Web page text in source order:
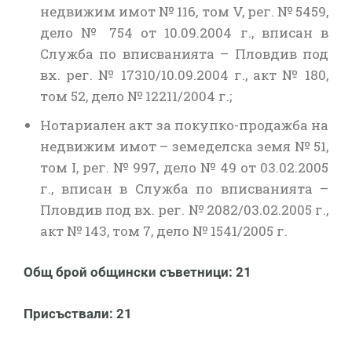
недвижим имот № 116, том V, рег. № 5459,
дело № 754 от 10.09.2004 г., вписан в
Служба по вписванията – Пловдив под
вх. рег. № 17310/10.09.2004 г., акт № 180,
том 52, дело № 12211/2004 г.;
Нотариален акт за покупко-продажба на
недвижим имот – земеделска земя № 51,
том I, рег. № 997, дело № 49 от 03.02.2005
г., вписан в Служба по вписванията –
Пловдив под вх. рег. № 2082/03.02.2005 г.,
акт № 143, том 7, дело № 1541/2005 г.
Общ брой общински съветници: 21
Присъствали: 21